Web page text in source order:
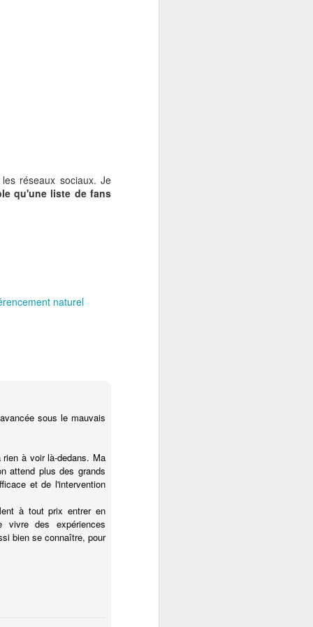
réseaux sociaux. Je
qu'une liste de fans
naturel
sous le mauvais
à voir là-dedans. Ma
attend plus des grands
et de l'intervention
à tout prix entrer en
des expériences
bien se connaître, pour
des